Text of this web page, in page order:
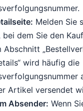
Melden Sie
bei dem Sie den
Abschnitt
wird häufig die
Artikel versendet
Absender: Wenn